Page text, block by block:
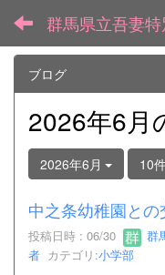
群馬県立吾妻
ブログ
2026年6月
2026年6月 10
中之条幼稚園との
投稿日時 : 06/30
群
者 カテゴリ:小学部